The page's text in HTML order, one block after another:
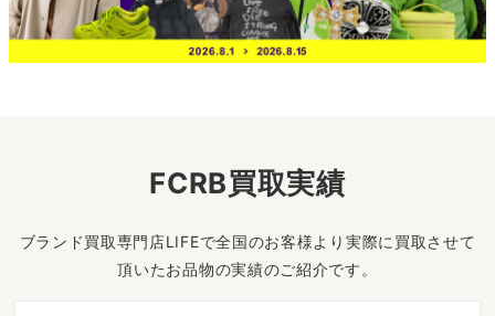
FCRB買取実績
ブランド買取専門店LIFEで全国のお客様より実際に買取させて
頂いたお品物の実績のご紹介です。